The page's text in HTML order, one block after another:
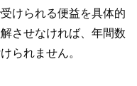
けられる便益を具体的
させなければ、年間数
られません。